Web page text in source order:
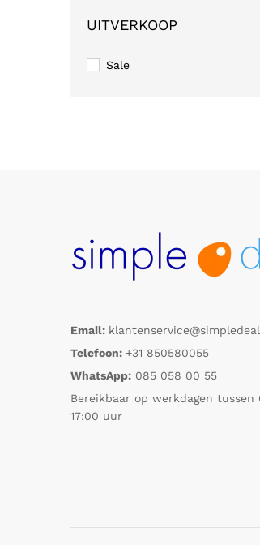
UITVERKOOP
Sale
Email:
Telefoon: +31 850580055
WhatsApp: 085 058 00 55
Bereikbaar op werkdagen tussen
17:00 uur